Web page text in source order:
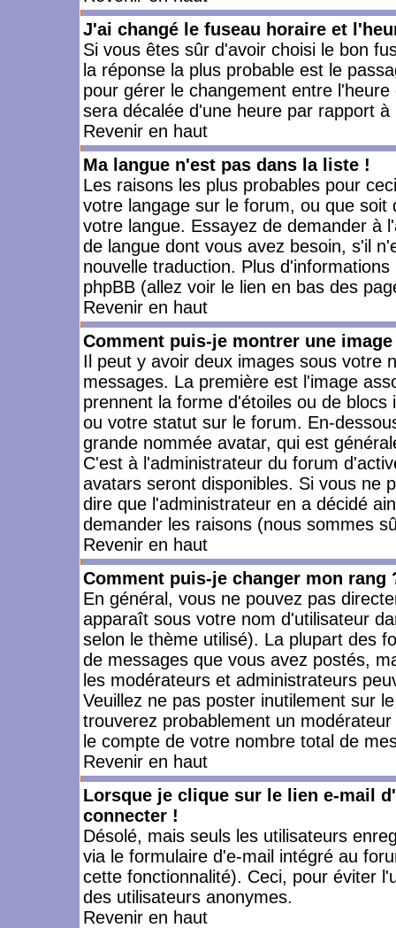
J'ai changé le fuseau horaire et
Si vous êtes sûr d'avoir choisi le bon
la réponse la plus probable est le
pour gérer le changement entre
sera décalée d'une heure par rapport à
Revenir en haut
Ma langue n'est pas dans la liste !
Les raisons les plus probables pour
votre langage sur le forum, ou que
votre langue. Essayez de demander à
de langue dont vous avez besoin, s'il
nouvelle traduction. Plus
phpBB (allez voir le lien en bas des
Revenir en haut
Comment puis-je montrer une
Il peut y avoir deux images sous votre
messages. La première est l'image
prennent la forme d'étoiles ou de
ou votre statut sur le forum. En-
grande nommée avatar, qui est
C'est à l'administrateur du forum
avatars seront disponibles. Si vous ne
dire que l'administrateur en a décidé
demander les raisons (nous sommes
Revenir en haut
Comment puis-je changer mon rang
En général, vous ne pouvez pas
apparaît sous votre nom d'utilisateur
selon le thème utilisé). La plupart des
de messages que vous avez postés,
les modérateurs et administrateurs
Veuillez ne pas poster inutilement sur
trouverez probablement un
le compte de votre nombre total de
Revenir en haut
Lorsque je clique sur le lien e-mail
connecter !
Désolé, mais seuls les utilisateurs
via le formulaire d'e-mail intégré au
cette fonctionnalité). Ceci, pour éviter
des utilisateurs anonymes.
Revenir en haut